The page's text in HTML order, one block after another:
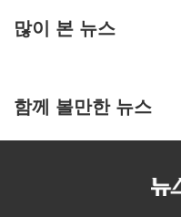
많이 본 뉴스
함께 볼만한 뉴스